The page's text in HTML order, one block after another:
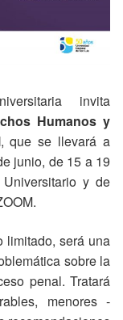
invita
Humanos y
, que se llevará a
junio, de 15 a 19
y de
limitado, será una
sobre la
penal. Tratará
menores -